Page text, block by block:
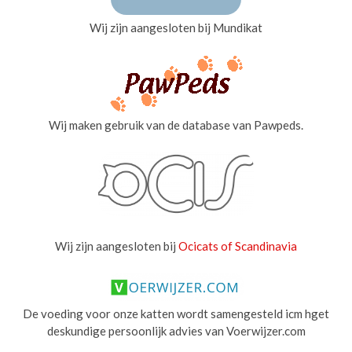
Wij zijn aangesloten bij Mundikat
Wij maken gebruik van de database van Pawpeds.
Wij zijn aangesloten bij Ocicats of Scandinavia
De voeding voor onze katten wordt samengesteld icm hget
deskundige persoonlijk advies van Voerwijzer.com